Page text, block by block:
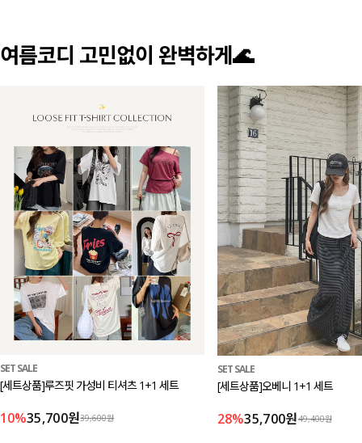
여름코디 고민없이 완벽하게🌊
SET SALE
[세트상품]루즈핏 가성비 티셔츠 1+1 세트
10%35,700원39,600원
SET SALE
[세트상품]오베니 1+1 세트
28%35,700원49,400원